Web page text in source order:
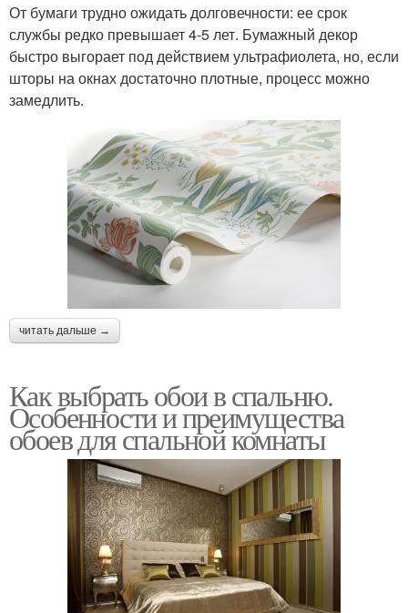
От бумаги трудно ожидать долговечности: ее срок
службы редко превышает 4-5 лет. Бумажный декор
быстро выгорает под действием ультрафиолета, но, если
шторы на окнах достаточно плотные, процесс можно
замедлить.
читать дальше →
Как выбрать обои в спальню.
Особенности и преимущества
обоев для спальной комнаты